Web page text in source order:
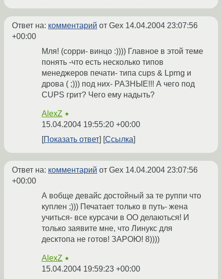
Ответ на: комментарий от Gex 14.04.2004 23:07:56
+00:00
Мля! (сорри- винцо :)))) Главное в этой теме
понять -что есть несколько типов
менеджеров печати- типа cups & Lprng и
дрова ( ;))) под них- РАЗНЫЕ!!! А чего под
CUPS грит? Чего ему надыть?
AlexZ ★
15.04.2004 19:55:20 +00:00
Показать ответ
Ссылка
Ответ на: комментарий от Gex 14.04.2004 23:07:56
+00:00
А вобще девайс достойный за те руппи что
куплен ;))) Печатает только в путь- жена
учиться- все курсачи в OO делаються! И
только заявите мне, что Линукс для
десктопа не готов! ЗАРОЮ! 8))))
AlexZ ★
15.04.2004 19:59:23 +00:00